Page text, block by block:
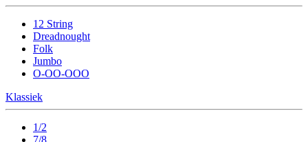
12 String
Dreadnought
Folk
Jumbo
O-OO-OOO
Klassiek
1/2
7/8